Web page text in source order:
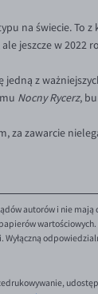
na świecie. To
jeszcze w
z
Nocny Rycerz,
zawarcie
autorów i nie